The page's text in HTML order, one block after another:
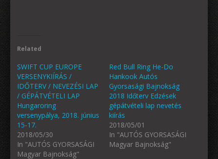
Related
SWIFT CUP EUROPE
VERSENYKIÍRÁS /
IDŐTERV / NEVEZÉSI LAP
/ GÉPÁTVÉTELI LAP
Hungaroring
versenypálya, 2018. június
15-17.
2018/05/30
In "AUTÓS GYORSASÁGI
Magyar Bajnokság"
Red Bull Ring He-Do
Hankook Autós
Gyorsasági Bajnokság
2018 Időterv Edzések
gépátvételi lap nevetés
kiírás
2018/05/01
In "AUTÓS GYORSASÁGI
Magyar Bajnokság"